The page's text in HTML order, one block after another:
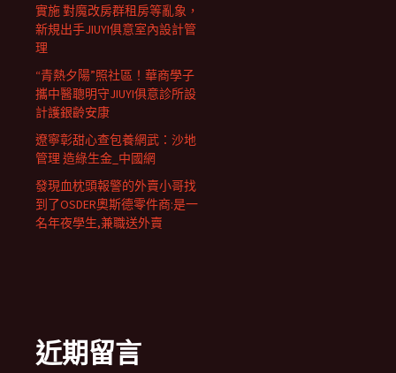
實施 對魔改房群租房等亂象，
新規出手JIUYI俱意室內設計管
理
“青熱夕陽”照社區！華商學子
攜中醫聰明守JIUYI俱意診所設
計護銀齡安康
遼寧彰甜心查包養網武：沙地
管理 造綠生金_中國網
發現血枕頭報警的外賣小哥找
到了OSDER奧斯德零件商:是一
名年夜學生,兼職送外賣
近期留言